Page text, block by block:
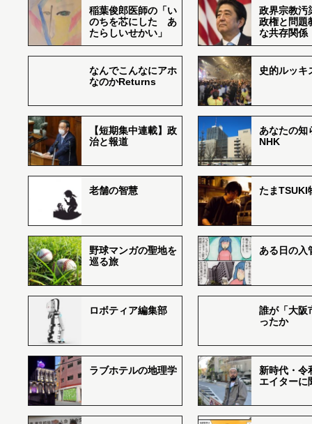
稲葉俊郎医師の「い
のちを芯にした あ
たらしいせかい」
政界宗教汚
政権と問題
な共存関係
なんでこんなにアホ
なのかReturns
史的ルッキ
【短期集中連載】政
治と報道
あなたの知
NHK
老舗の智慧 たまTSUKI
野球マンガの聖地を
巡る旅
ある日の入
ロボティア編集部
誰が「大阪
ったか
ラブホテルの地理学
新時代・令
エイターに